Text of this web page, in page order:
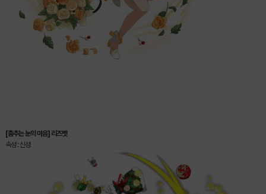
[춤추는 눈의 마음] 리즈벳
속성 : 신성